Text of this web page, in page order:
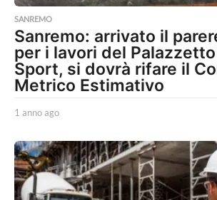
SANREMO
Sanremo: arrivato il
per i lavori del
Sport, si dovrà rifare il
Metrico Estimativo
1 anno ago
n
n
o
a
g